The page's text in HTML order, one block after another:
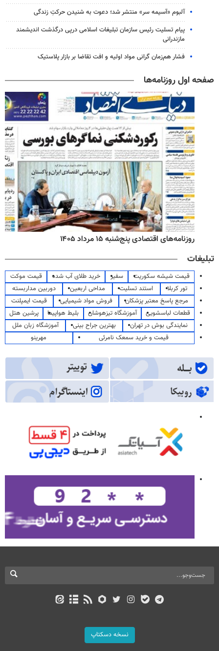
آلبوم «آسیمه سر» منتشر شد؛ دعوت به شنیدن حرکتِ زندگی
پیام تسلیت رئیس سازمان تبلیغات اسلامی درپی درگذشت اندیشمند
مازندرانی
فشار هم‌زمان گرانی مواد اولیه و افت تقاضا بر بازار پلاستیک
صفحه اول روزنامه‌ها
روزنامه‌های صبح پنج‌شنبه ۱۵ مرداد ۱۴۰۵
تبلیغات
قیمت شیشه سکوریت سفیر خرید طلای آب شده
قیمت موکت
تور کربلا
استند تسلیت مداحی اربعین
دوربین مداربسته
مرجع پاسخ معتبر پزشکان
فروش مواد شیمیایی
قیمت ایمپلنت
قطعات لباسشویی
آموزشگاه تیزهوشان بلیط هواپیما
پرشین هتل
نمایندگی بوش در تهران
بهترین جراح بینی
آموزشگاه زبان ملل
قیمت و خرید سمعک نامرئی
مهرینو
نسخه دسکتاپ